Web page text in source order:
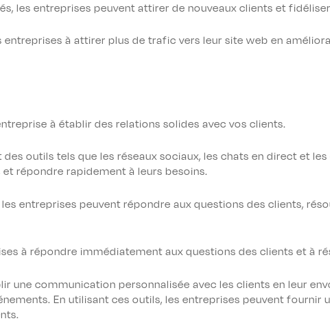
les entreprises peuvent attirer de nouveaux clients et
à attirer plus de trafic vers leur site web en
à établir des relations solides avec vos clients.
des outils tels que les réseaux sociaux, les chats en direct et
répondre rapidement à leurs besoins.
entreprises peuvent répondre aux questions des clients,
à répondre immédiatement aux questions des clients et à
une communication personnalisée avec les clients en leur
En utilisant ces outils, les entreprises peuvent fournir